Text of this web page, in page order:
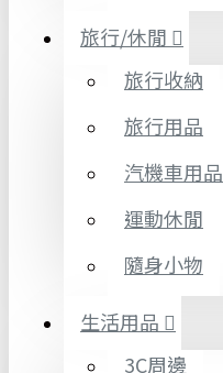
旅行/休閒
旅行收納
旅行用品
汽機車用品
運動休閒
隨身小物
生活用品
3C周邊